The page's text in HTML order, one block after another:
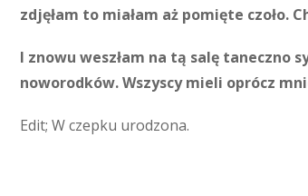
zdjęłam to miałam aż pomięte czoło.
I znowu weszłam na tą salę taneczno
noworodków. Wszyscy mieli oprócz
Edit; W czepku urodzona.